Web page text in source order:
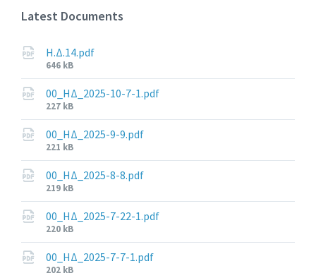
Latest Documents
Η.Δ.14.pdf
File
size:
646 kB
00_ΗΔ_2025-10-7-1.pdf
File
size:
227 kB
00_ΗΔ_2025-9-9.pdf
File
size:
221 kB
00_ΗΔ_2025-8-8.pdf
File
size:
219 kB
00_ΗΔ_2025-7-22-1.pdf
File
size:
220 kB
00_ΗΔ_2025-7-7-1.pdf
File
202 kB